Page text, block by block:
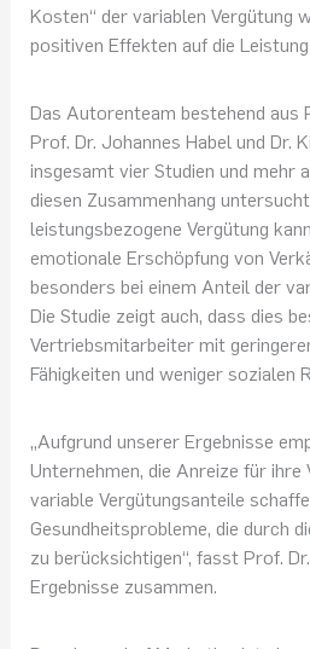
Kosten“ der variablen Vergütung
positiven Effekten auf die
Das Autorenteam bestehend aus
Prof. Dr. Johannes Habel und Dr.
insgesamt vier Studien und mehr
diesen Zusammenhang
leistungsbezogene Vergütung
emotionale Erschöpfung von
besonders bei einem Anteil der
Die Studie zeigt auch, dass dies
Vertriebsmitarbeiter mit
Fähigkeiten und weniger sozialen
„Aufgrund unserer Ergebnisse
Unternehmen, die Anreize für
variable Vergütungsanteile
Gesundheitsprobleme, die durch
zu berücksichtigen“, fasst Prof.
Ergebnisse zusammen.